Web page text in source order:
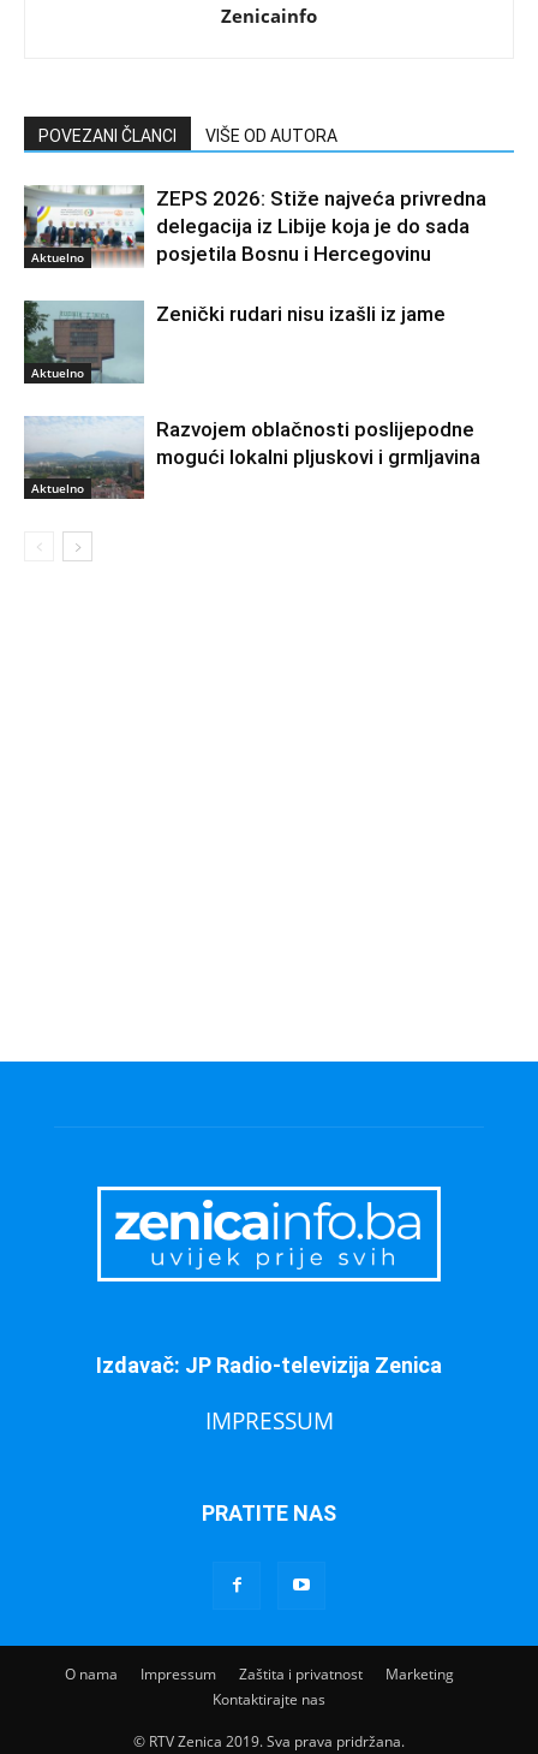
Zenicainfo
POVEZANI ČLANCI VIŠE OD AUTORA
Aktuelno
ZEPS 2026: Stiže najveća privredna
delegacija iz Libije koja je do sada
posjetila Bosnu i Hercegovinu
Aktuelno
Zenički rudari nisu izašli iz jame
Aktuelno
Razvojem oblačnosti poslijepodne
mogući lokalni pljuskovi i grmljavina
Izdavač: JP Radio-televizija Zenica
IMPRESSUM
PRATITE NAS
O nama Impressum Zaštita i privatnost
Marketing
Kontaktirajte nas
© RTV Zenica 2019. Sva prava pridržana.